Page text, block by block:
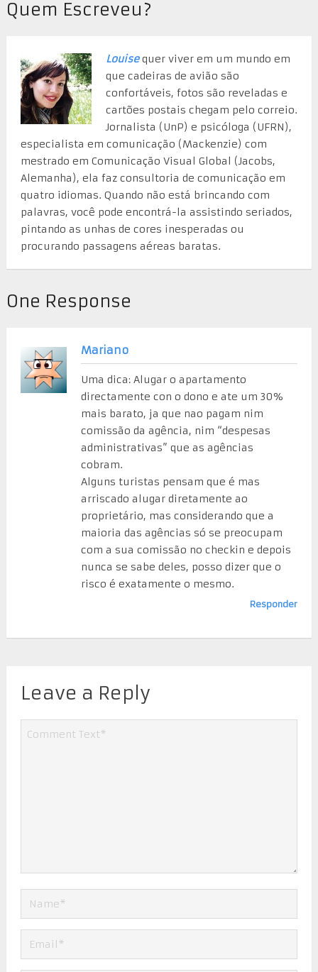
Quem Escreveu?
Louisequer viver em um mundo em
que cadeiras de avião são
confortáveis, fotos são reveladas e
cartões postais chegam pelo correio.
Jornalista (UnP) e psicóloga (UFRN),
especialista em comunicação (Mackenzie) com
mestrado em Comunicação Visual Global (Jacobs,
Alemanha), ela faz consultoria de comunicação em
quatro idiomas. Quando não está brincando com
palavras, você pode encontrá-la assistindo seriados,
pintando as unhas de cores inesperadas ou
procurando passagens aéreas baratas.
One Response
Mariano
Uma dica: Alugar o apartamento
directamente con o dono e ate um 30%
mais barato, ja que nao pagam nim
comissão da agência, nim “despesas
administrativas” que as agências
cobram.
Alguns turistas pensam que é mas
arriscado alugar diretamente ao
proprietário, mas considerando que a
maioria das agências só se preocupam
com a sua comissão no checkin e depois
nunca se sabe deles, posso dizer que o
risco é exatamente o mesmo.
Responder
Leave a Reply